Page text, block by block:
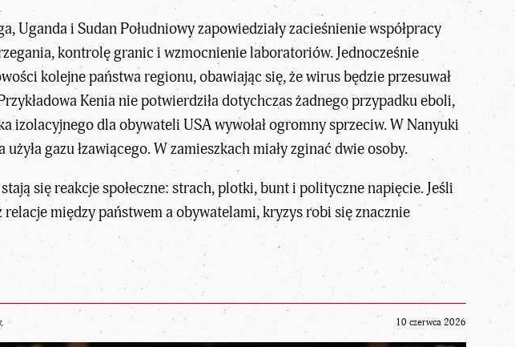
Uganda i Sudan Południowy zapowiedziały zacieśnienie współpracy
kontrolę granic i wzmocnienie laboratoriów. Jednocześnie
kolejne państwa regionu, obawiając się, że wirus będzie przesuwał
Kenia nie potwierdziła dotychczas żadnego przypadku eboli,
dla obywateli USA wywołał ogromny sprzeciw. W Nanyuki
gazu łzawiącego. W zamieszkach miały zginać dwie osoby.
się reakcje społeczne: strach, plotki, bunt i polityczne napięcie. Jeśli
między państwem a obywatelami, kryzys robi się znacznie
10 czerwca 2026